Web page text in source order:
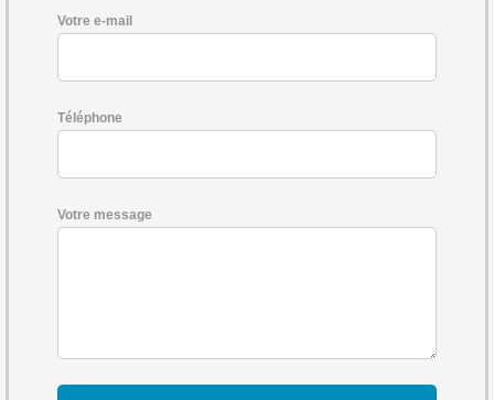
Votre e-mail
Téléphone
Votre message